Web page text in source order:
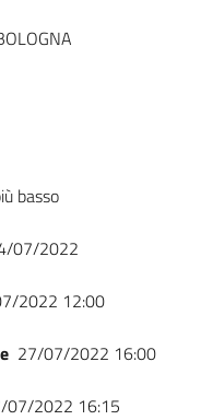
basso
07/2022
2022 12:00
27/07/2022 16:00
07/2022 16:15